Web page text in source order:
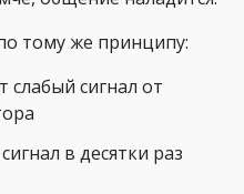
тому же принципу:
слабый сигнал от
в десятки раз